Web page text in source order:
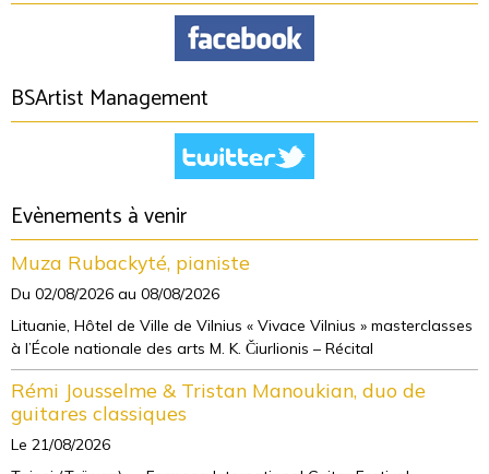
BSArtist Management
Evènements à venir
Muza Rubackyté, pianiste
Du 02/08/2026 au 08/08/2026
Lituanie, Hôtel de Ville de Vilnius « Vivace Vilnius » masterclasses
à l’École nationale des arts M. K. Čiurlionis – Récital
Rémi Jousselme & Tristan Manoukian, duo de
guitares classiques
Le 21/08/2026